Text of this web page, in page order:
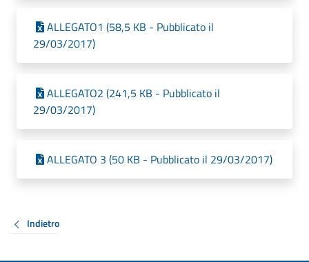
ALLEGATO1 (58,5 KB - Pubblicato il
29/03/2017)
ALLEGATO2 (241,5 KB - Pubblicato il
29/03/2017)
ALLEGATO 3 (50 KB - Pubblicato il 29/03/2017)
Indietro